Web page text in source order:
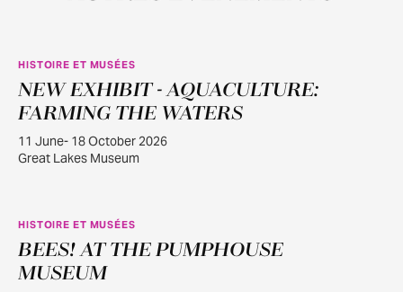
JUIN
11
HISTOIRE ET MUSÉES
NEW EXHIBIT - AQUACULTURE:
FARMING THE WATERS
11 June- 18 October 2026
Great Lakes Museum
JUIN
22
HISTOIRE ET MUSÉES
BEES! AT THE PUMPHOUSE
MUSEUM